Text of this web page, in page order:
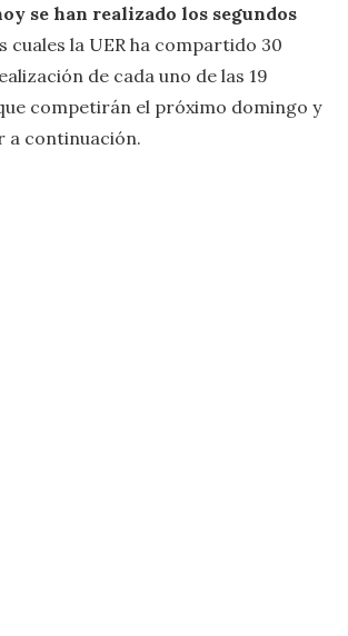
se han realizado los segundos
cuales la UER ha compartido 30
de cada uno de las 19
competirán el próximo domingo y
a continuación.